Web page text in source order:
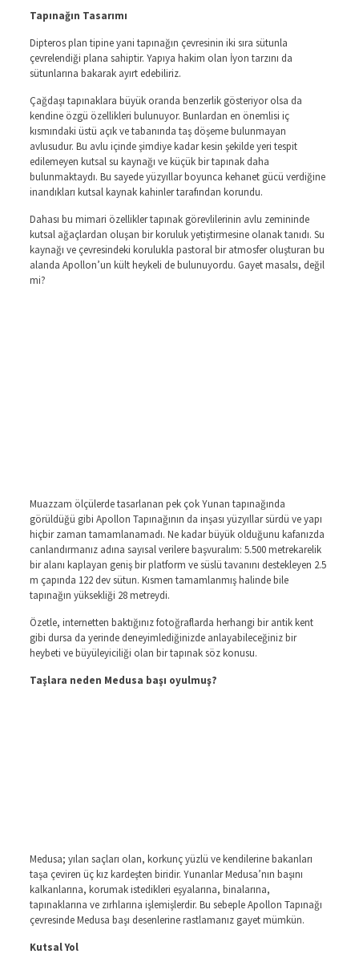
Tapınağın Tasarımı
Dipteros plan tipine yani tapınağın çevresinin iki sıra sütunla
çevrelendiği plana sahiptir. Yapıya hakim olan İyon tarzını da
sütunlarına bakarak ayırt edebiliriz.
Çağdaşı tapınaklara büyük oranda benzerlik gösteriyor olsa da
kendine özgü özellikleri bulunuyor. Bunlardan en önemlisi iç
kısmındaki üstü açık ve tabanında taş döşeme bulunmayan
avlusudur. Bu avlu içinde şimdiye kadar kesin şekilde yeri tespit
edilemeyen kutsal su kaynağı ve küçük bir tapınak daha
bulunmaktaydı. Bu sayede yüzyıllar boyunca kehanet gücü verdiğine
inandıkları kutsal kaynak kahinler tarafından korundu.
Dahası bu mimari özellikler tapınak görevlilerinin avlu zemininde
kutsal ağaçlardan oluşan bir koruluk yetiştirmesine olanak tanıdı. Su
kaynağı ve çevresindeki korulukla pastoral bir atmosfer oluşturan bu
alanda Apollon’un kült heykeli de bulunuyordu. Gayet masalsı, değil
mi?
Muazzam ölçülerde tasarlanan pek çok Yunan tapınağında
görüldüğü gibi Apollon Tapınağının da inşası yüzyıllar sürdü ve yapı
hiçbir zaman tamamlanamadı. Ne kadar büyük olduğunu kafanızda
canlandırmanız adına sayısal verilere başvuralım: 5.500 metrekarelik
bir alanı kaplayan geniş bir platform ve süslü tavanını destekleyen 2.5
m çapında 122 dev sütun. Kısmen tamamlanmış halinde bile
tapınağın yüksekliği 28 metreydi.
Özetle, internetten baktığınız fotoğraflarda herhangi bir antik kent
gibi dursa da yerinde deneyimlediğinizde anlayabileceğiniz bir
heybeti ve büyüleyiciliği olan bir tapınak söz konusu.
Taşlara neden Medusa başı oyulmuş?
Medusa; yılan saçları olan, korkunç yüzlü ve kendilerine bakanları
taşa çeviren üç kız kardeşten biridir. Yunanlar Medusa’nın başını
kalkanlarına, korumak istedikleri eşyalarına, binalarına,
tapınaklarına ve zırhlarına işlemişlerdir. Bu sebeple Apollon Tapınağı
çevresinde Medusa başı desenlerine rastlamanız gayet mümkün.
Kutsal Yol